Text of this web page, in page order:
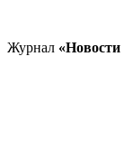
Журнал «Новости